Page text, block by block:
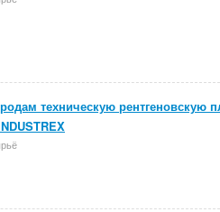
техническую рентгеновскую